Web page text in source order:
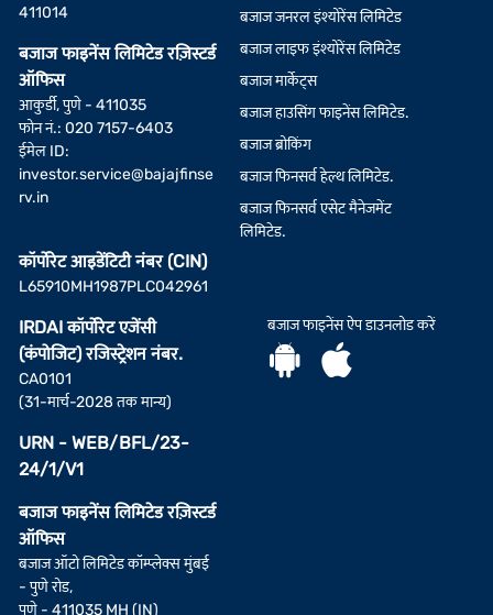
411014
बजाज फाइनेंस लिमिटेड रज़िस्टर्ड
ऑफिस
आकुर्डी, पुणे - 411035
फोन नं.: 020 7157-6403
ईमेल ID:
investor.service@bajajfinse
rv.in
कॉर्पोरेट आइडेंटिटी नंबर (CIN)
L65910MH1987PLC042961
IRDAI कॉर्पोरेट एजेंसी
(कंपोजिट) रजिस्ट्रेशन नंबर.
CA0101
(31-मार्च-2028 तक मान्य)
URN - WEB/BFL/23-
24/1/V1
बजाज फाइनेंस लिमिटेड रज़िस्टर्ड
ऑफिस
बजाज ऑटो लिमिटेड कॉम्प्लेक्स मुंबई
- पुणे रोड,
पुणे - 411035 MH (IN)
बजाज जनरल इंश्योरेंस लिमिटेड
बजाज लाइफ इंश्योरेंस लिमिटेड
बजाज मार्केट्स
बजाज हाउसिंग फाइनेंस लिमिटेड.
बजाज ब्रोकिंग
बजाज फिनसर्व हेल्थ लिमिटेड.
बजाज फिनसर्व एसेट मैनेजमेंट
लिमिटेड.
बजाज फाइनेंस ऐप डाउनलोड करें